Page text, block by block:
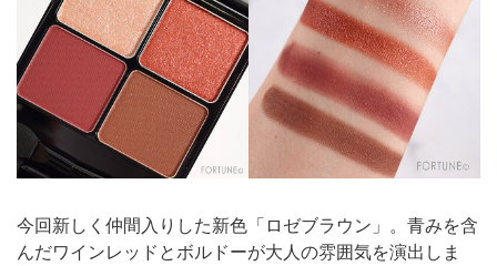
今回新しく仲間入りした新色「ロゼブラウン」。青みを含
んだワインレッドとボルドーが大人の雰囲気を演出しま